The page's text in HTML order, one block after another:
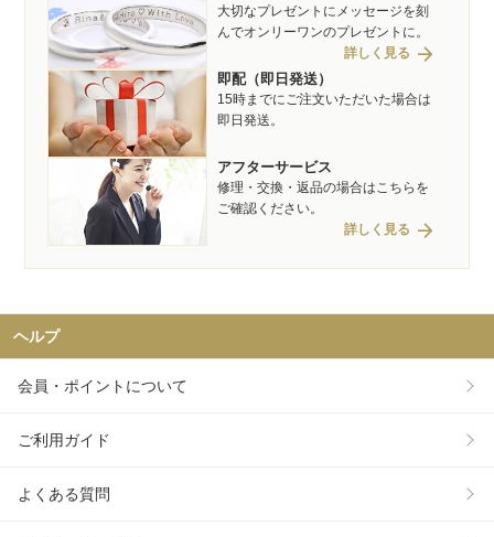
大切なプレゼントにメッセージを刻
んでオンリーワンのプレゼントに。
詳しく見る arrow_forward
即配（即日発送）
15時までにご注文いただいた場合は
即日発送。
アフターサービス
修理・交換・返品の場合はこちらを
ご確認ください。
詳しく見る arrow_forward
ヘルプ
会員・ポイントについて
ご利用ガイド
よくある質問